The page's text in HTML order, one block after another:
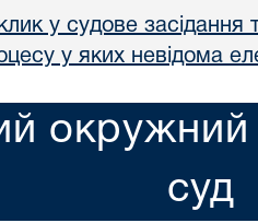
у судове засідання
у яких невідома
окружний
суд